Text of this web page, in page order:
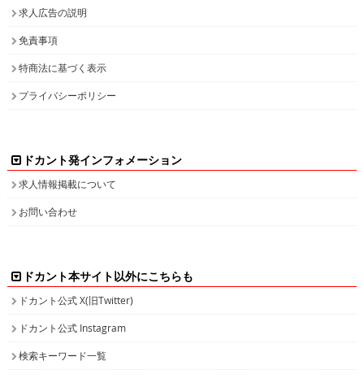
求人広告の説明
免責事項
特商法に基づく表示
プライバシーポリシー
ドカント発インフォメーション
求人情報掲載について
お問い合わせ
ドカント本サイト以外にこちらも
ドカント公式 X(旧Twitter)
ドカント公式 Instagram
検索キーワード一覧